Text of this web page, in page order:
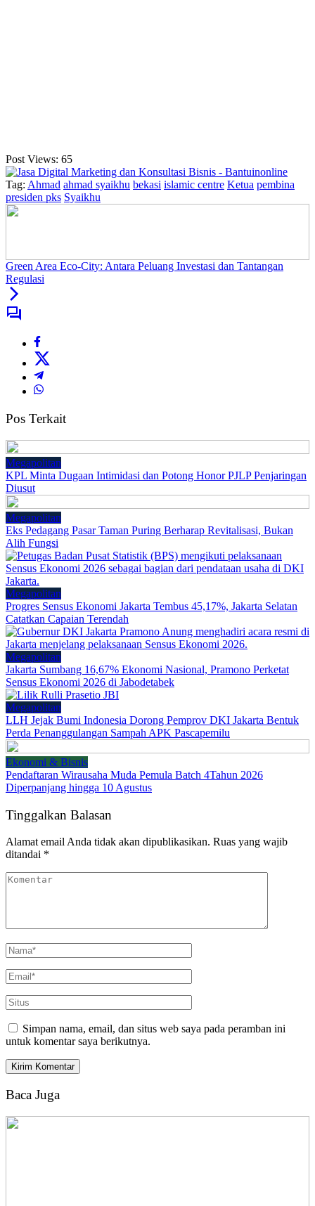
Post Views: 65
Tag: Ahmad ahmad syaikhu bekasi islamic centre Ketua pembina
presiden pks Syaikhu
Green Area Eco-City: Antara Peluang Investasi dan Tantangan
Regulasi
Pos Terkait
Megapolitan
KPL Minta Dugaan Intimidasi dan Potong Honor PJLP Penjaringan
Diusut
Megapolitan
Eks Pedagang Pasar Taman Puring Berharap Revitalisasi, Bukan
Alih Fungsi
Megapolitan
Progres Sensus Ekonomi Jakarta Tembus 45,17%, Jakarta Selatan
Catatkan Capaian Terendah
Megapolitan
Jakarta Sumbang 16,67% Ekonomi Nasional, Pramono Perketat
Sensus Ekonomi 2026 di Jabodetabek
Megapolitan
LLH Jejak Bumi Indonesia Dorong Pemprov DKI Jakarta Bentuk
Perda Penanggulangan Sampah APK Pascapemilu
Ekonomi & Bisnis
Pendaftaran Wirausaha Muda Pemula Batch 4Tahun 2026
Diperpanjang hingga 10 Agustus
Tinggalkan Balasan
Alamat email Anda tidak akan dipublikasikan. Ruas yang wajib
ditandai *
Simpan nama, email, dan situs web saya pada peramban ini
untuk komentar saya berikutnya.
Baca Juga